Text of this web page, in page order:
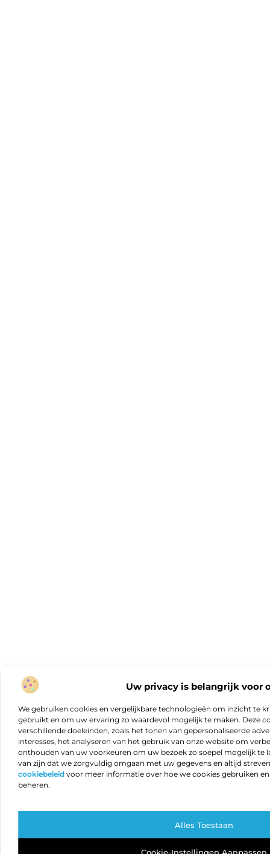
Uw privacy is belangrijk voor
We gebruiken cookies en vergelijkbare technologieën om inzicht te
gebruikt en om uw ervaring zo waardevol mogelijk te maken. Deze
verschillende doeleinden, zoals het tonen van gepersonaliseerde
interesses, het analyseren van het gebruik van onze website om
onthouden van uw voorkeuren om uw bezoek zo soepel mogelijk te
van zijn dat we zorgvuldig omgaan met uw gegevens en altijd
cookiebeleid voor meer informatie over hoe we cookies gebruiken
beheren.
Alles Toestaan
Cookie-Instellingen Aanpassen